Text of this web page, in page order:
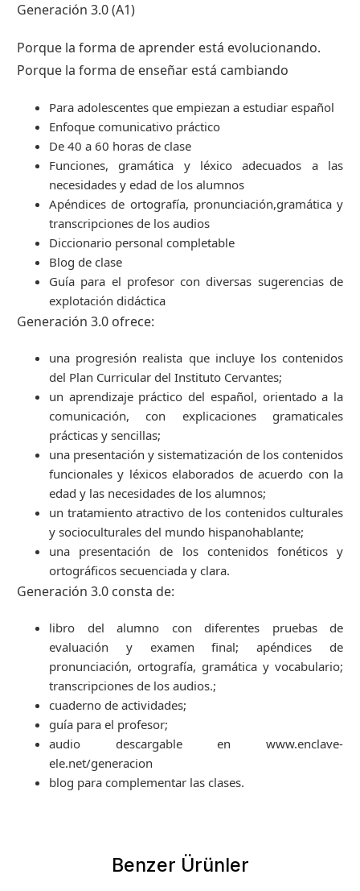
Generación 3.0 (A1)
Porque la forma de aprender está evolucionando.
Porque la forma de enseñar está cambiando
Para adolescentes que empiezan a estudiar español
Enfoque comunicativo práctico
De 40 a 60 horas de clase
Funciones, gramática y léxico adecuados a las
necesidades y edad de los alumnos
Apéndices de ortografía, pronunciación,gramática y
transcripciones de los audios
Diccionario personal completable
Blog de clase
Guía para el profesor con diversas sugerencias de
explotación didáctica
Generación 3.0 ofrece:
una progresión realista que incluye los contenidos
del Plan Curricular del Instituto Cervantes;
un aprendizaje práctico del español, orientado a la
comunicación, con explicaciones gramaticales
prácticas y sencillas;
una presentación y sistematización de los contenidos
funcionales y léxicos elaborados de acuerdo con la
edad y las necesidades de los alumnos;
un tratamiento atractivo de los contenidos culturales
y socioculturales del mundo hispanohablante;
una presentación de los contenidos fonéticos y
ortográficos secuenciada y clara.
Generación 3.0 consta de:
libro del alumno con diferentes pruebas de
evaluación y examen final; apéndices de
pronunciación, ortografía, gramática y vocabulario;
transcripciones de los audios.;
cuaderno de actividades;
guía para el profesor;
audio descargable en www.enclave-
ele.net/generacion
blog para complementar las clases.
Benzer Ürünler